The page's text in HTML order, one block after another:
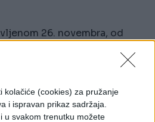
kolačiće (cookies) za pružanje
i ispravan prikaz sadržaja.
u svakom trenutku možete
26. novembra, od
i Sijera Leoneu, prenijela